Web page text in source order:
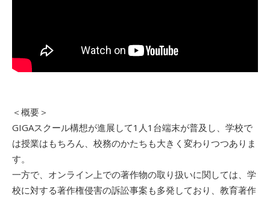
＜概要＞
GIGAスクール構想が進展して1人1台端末が普及し、学校で
は授業はもちろん、校務のかたちも大きく変わりつつありま
す。
一方で、オンライン上での著作物の取り扱いに関しては、学
校に対する著作権侵害の訴訟事案も多発しており、教育著作